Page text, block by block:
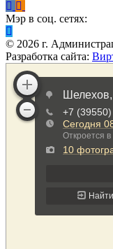
Мэр в соц. сетях:
© 2026 г.
Разработка сайта: